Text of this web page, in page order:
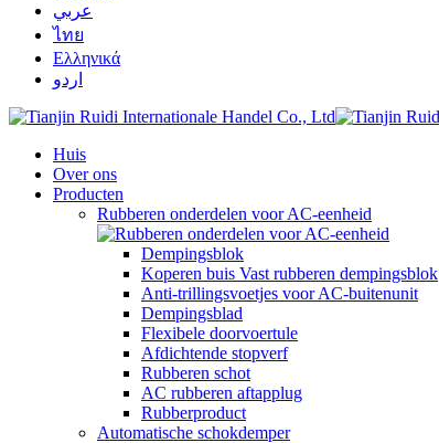
عربي
ไทย
Ελληνικά
اردو
Huis
Over ons
Producten
Rubberen onderdelen voor AC-eenheid
Dempingsblok
Koperen buis Vast rubberen dempingsblok
Anti-trillingsvoetjes voor AC-buitenunit
Dempingsblad
Flexibele doorvoertule
Afdichtende stopverf
Rubberen schot
AC rubberen aftapplug
Rubberproduct
Automatische schokdemper